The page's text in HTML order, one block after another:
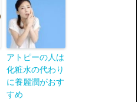
アトピーの人は
化粧水の代わり
に養麗潤がおす
すめ